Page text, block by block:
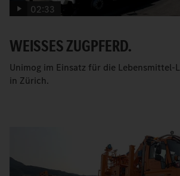
02:33
WEISSES ZUGPFERD.
Unimog im Einsatz für die Lebensmittel-
in Zürich.